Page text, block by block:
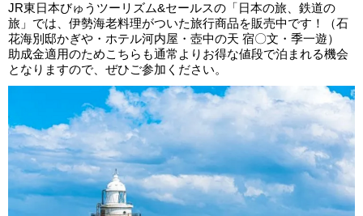
JR東日本びゅうツーリズム&セールスの「日本の旅、鉄道の
旅」では、伊勢海老料理がついた旅行商品を販売中です！（石
花海別邸かぎや・ホテル河内屋・壺中の天 宿〇文・季一遊）
助成金適用のためこちらも通常よりお得な値段で泊まれる機会
となりますので、ぜひご参加ください。